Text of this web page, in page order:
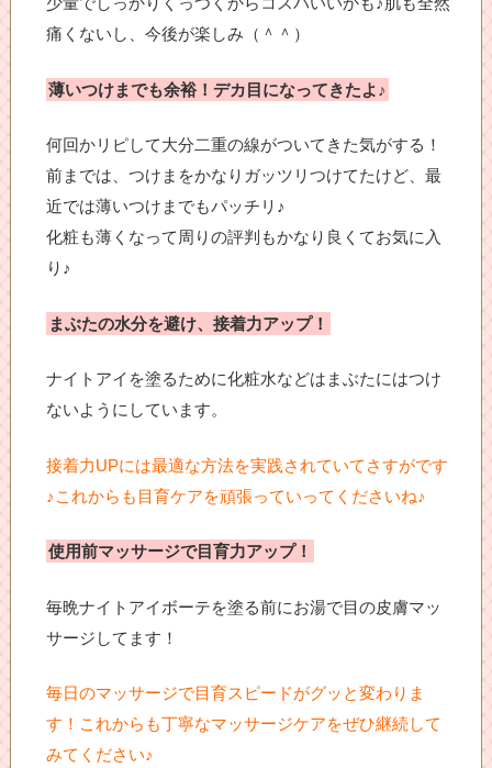
痛くないし、今後が楽しみ（＾＾）
薄いつけまでも余裕！デカ目になってきたよ♪
何回かリピして大分二重の線がついてきた気がする！
前までは、つけまをかなりガッツリつけてたけど、最
近では薄いつけまでもパッチリ♪
化粧も薄くなって周りの評判もかなり良くてお気に入
り♪
まぶたの水分を避け、接着力アップ！
ナイトアイを塗るために化粧水などはまぶたにはつけ
ないようにしています。
接着力UPには最適な方法を実践されていてさすがです
♪これからも目育ケアを頑張っていってくださいね♪
使用前マッサージで目育力アップ！
毎晩ナイトアイボーテを塗る前にお湯で目の皮膚マッ
サージしてます！
毎日のマッサージで目育スピードがグッと変わりま
す！これからも丁寧なマッサージケアをぜひ継続して
みてください♪